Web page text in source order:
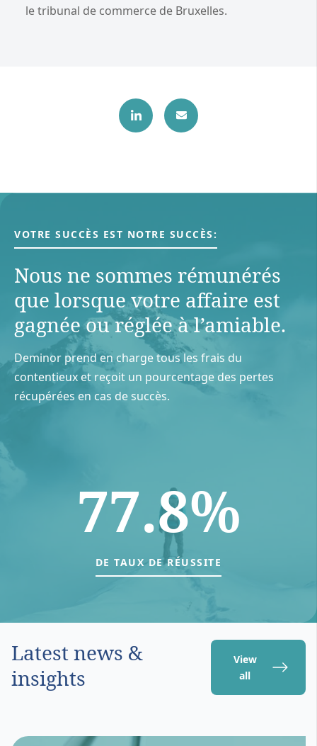
le tribunal de commerce de Bruxelles.
VOTRE SUCCÈS EST NOTRE SUCCÈS:
Nous ne sommes rémunérés
que lorsque votre aﬀaire est
gagnée ou réglée à l’amiable.
Deminor prend en charge tous les frais du
contentieux et reçoit un pourcentage des pertes
récupérées en cas de succès.
77.8%
DE TAUX DE RÉUSSITE
Latest news &
insights
View
all